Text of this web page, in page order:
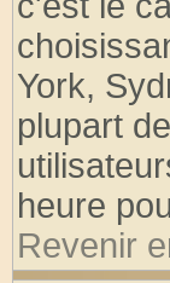
York,
plupart
heure
Revenir